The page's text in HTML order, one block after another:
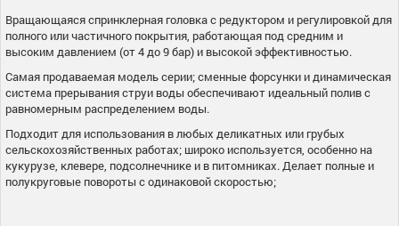
Вращающаяся спринклерная головка с редуктором и регулировкой для
полного или частичного покрытия, работающая под средним и
высоким давлением (от 4 до 9 бар) и высокой эффективностью.
Самая продаваемая модель серии; сменные форсунки и динамическая
система прерывания струи воды обеспечивают идеальный полив с
равномерным распределением воды.
Подходит для использования в любых деликатных или грубых
сельскохозяйственных работах; широко используется, особенно на
кукурузе, клевере, подсолнечнике и в питомниках. Делает полные и
полукруговые повороты с одинаковой скоростью;